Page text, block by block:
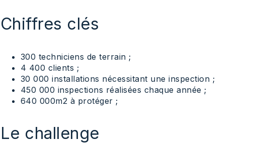
Chiffres clés
300 techniciens de terrain ;
4 400 clients ;
30 000 installations nécessitant une inspection ;
450 000 inspections réalisées chaque année ;
640 000m2 à protéger ;
Le challenge